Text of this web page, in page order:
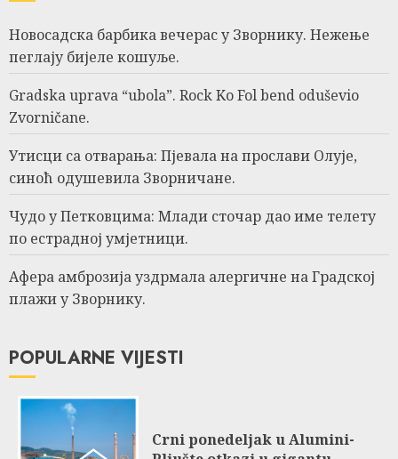
Новосадска барбика вечерас у Зворнику. Нежење
пеглају бијеле кошуље.
Gradska uprava “ubola”. Rock Ko Fol bend oduševio
Zvorničane.
Утисци са отварања: Пјевала на прослави Олује,
синоћ одушевила Зворничане.
Чудо у Петковцима: Млади сточар дао име телету
по естрадној умјетници.
Афера амброзија уздрмала алергичне на Градској
плажи у Зворнику.
POPULARNE VIJESTI
Crni ponedeljak u Alumini-